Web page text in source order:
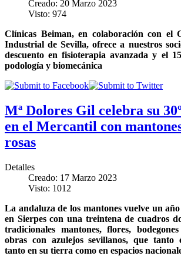
Creado: 20 Marzo 2023
Visto: 974
Clínicas Beiman, en colaboración con el
Industrial de Sevilla, ofrece a nuestros
descuento en fisioterapia avanzada y el
podología y biomecánica
Mª Dolores Gil celebra su
en el Mercantil con
rosas
Detalles
Creado: 17 Marzo 2023
Visto: 1012
La andaluza de los mantones vuelve un
en Sierpes con una treintena de cuadros
tradicionales mantones, flores,
obras con azulejos sevillanos, que tanto
tanto en su tierra como en espacios